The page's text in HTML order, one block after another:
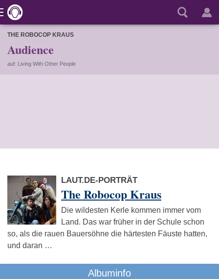
THE ROBOCOP KRAUS
Audience
auf: Living With Other People
LAUT.DE-PORTRÄT
The Robocop Kraus
Die wildesten Kerle kommen immer vom
Land. Das war früher in der Schule schon
so, als die rauen Bauersöhne die härtesten Fäuste hatten,
und daran …
Albuminfo